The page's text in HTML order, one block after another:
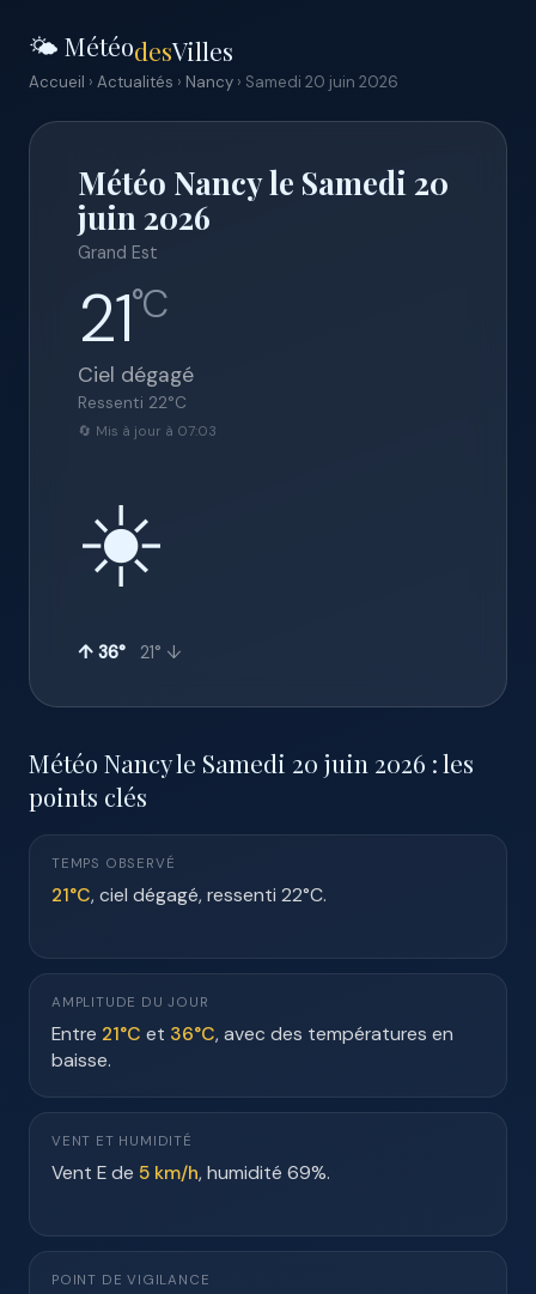
🌤️ MétéodesVilles
Accueil › Actualités › Nancy › Samedi 20 juin 2026
Météo Nancy le Samedi 20
juin 2026
Grand Est
21°C
Ciel dégagé
Ressenti 22°C
🔄 Mis à jour à 07:03
☀️
↑ 36° 21° ↓
Météo Nancy le Samedi 20 juin 2026 : les
points clés
TEMPS OBSERVÉ
21°C, ciel dégagé, ressenti 22°C.
AMPLITUDE DU JOUR
Entre 21°C et 36°C, avec des températures en
baisse.
VENT ET HUMIDITÉ
Vent E de 5 km/h, humidité 69%.
POINT DE VIGILANCE